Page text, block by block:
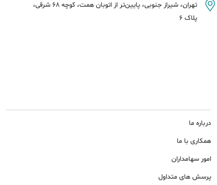
درباره ما
همکاری با ما
امور سهامداران
پرسش های متداول
تهران، شیراز جنوبی، پایین‌تر از اتوبان همت، کوچه 68 شرقی،
پلاک 6